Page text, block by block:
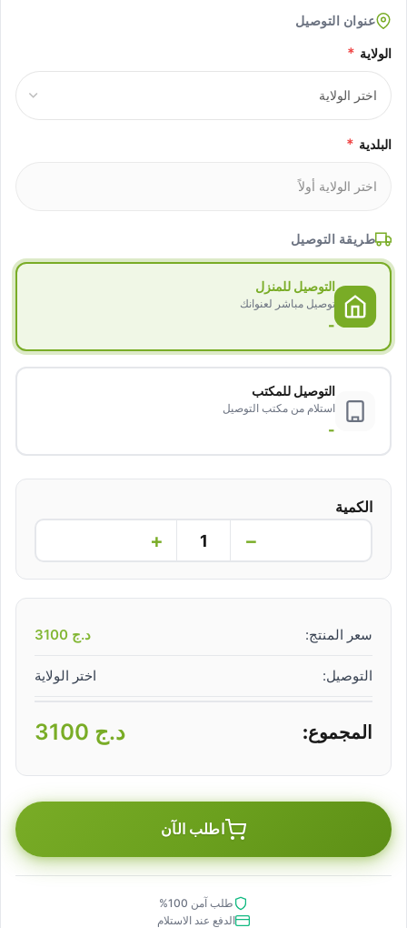
عنوان التوصيل
الولاية *
البلدية *
طريقة التوصيل
التوصيل للمنزل
توصيل مباشر لعنوانك
-
التوصيل للمكتب
استلام من مكتب التوصيل
-
الكمية
−
+
سعر المنتج: د.ج
التوصيل: اختر الولاية
المجموع: د.ج
اطلب الآن
طلب آمن 100%
الدفع عند الاستلام